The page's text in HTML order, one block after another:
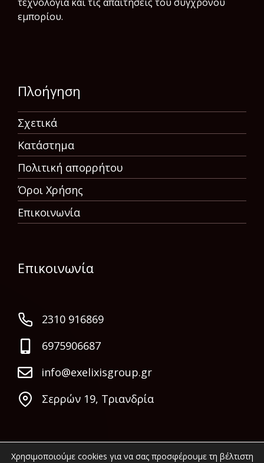
εμπορίου.
Πλοήγηση
Σχετικά
Κατάστημα
Πολιτική απορρήτου
Όροι Χρήσης
Επικοινωνία
Επικοινωνία
2310 916869
6975906687
info@exelixisgroup.gr
Σερρών 19, Τριανδρία
Χρησιμοποιούμε cookies για να σας προσφέρουμε τη βέλτιστη